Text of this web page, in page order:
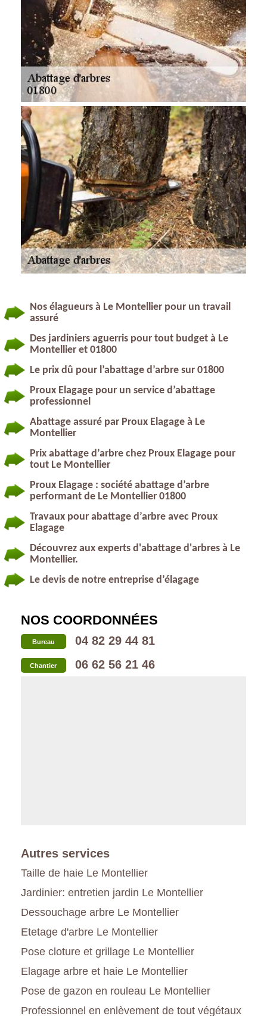
Nos élagueurs à Le Montellier pour un travail
assuré
Des jardiniers aguerris pour tout budget à Le
Montellier et 01800
Le prix dû pour l’abattage d’arbre sur 01800
Proux Elagage pour un service d’abattage
professionnel
Abattage assuré par Proux Elagage à Le
Montellier
Prix abattage d’arbre chez Proux Elagage pour
tout Le Montellier
Proux Elagage : société abattage d’arbre
performant de Le Montellier 01800
Travaux pour abattage d’arbre avec Proux
Elagage
Découvrez aux experts d'abattage d'arbres à Le
Montellier.
Le devis de notre entreprise d’élagage
NOS COORDONNÉES
Bureau 04 82 29 44 81
Chantier 06 62 56 21 46
Autres services
Taille de haie Le Montellier
Jardinier: entretien jardin Le Montellier
Dessouchage arbre Le Montellier
Etetage d'arbre Le Montellier
Pose cloture et grillage Le Montellier
Elagage arbre et haie Le Montellier
Pose de gazon en rouleau Le Montellier
Professionnel en enlèvement de tout végétaux